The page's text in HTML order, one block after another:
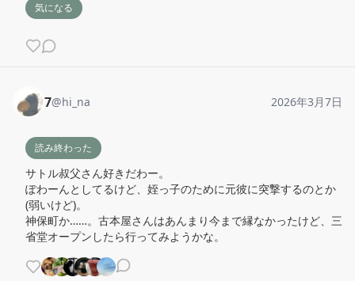
気になる
7@hi_na 2026年3月7日
読み終わった
サトル叔父さん好きだわー。
ぽわーんとしてるけど、姪っ子のために元彼に突撃するのとか
(弱いけど)。
神保町か……。古本屋さんはあんまり今まで縁なかったけど、三
省堂オープンしたら行ってみようかな。